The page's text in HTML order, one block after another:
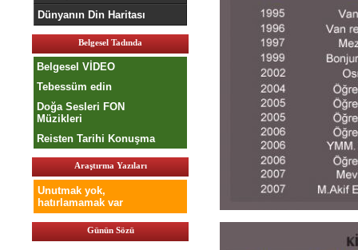
Dünyanın Din Haritası
Belgesel Tadında
Belgesel VİDEO
Tebessüm edin
Doğa Sesleri FON
Müzikleri
Reisten Tarihi Konuşma
Araştırma Yazıları
Unutmak yok,
hatırlamamak var
Günün Sözü